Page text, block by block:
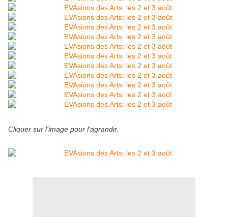
Cliquer sur l'image pour l'agrandir.